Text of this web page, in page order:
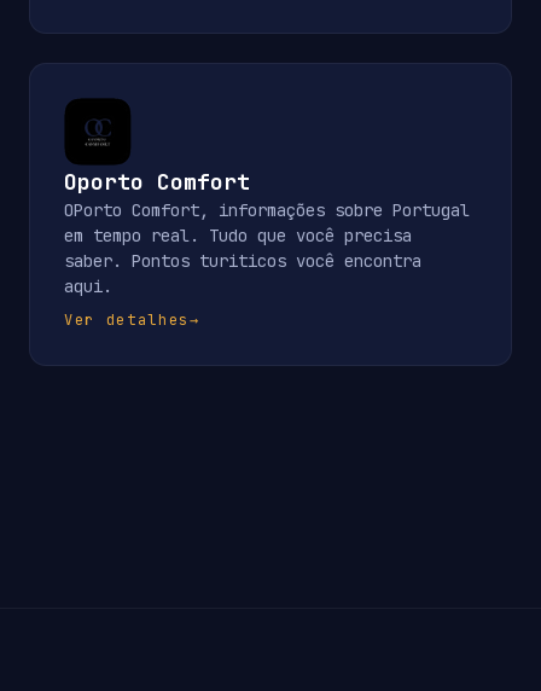
Oporto Comfort
OPorto Comfort, informações sobre Portugal
em tempo real. Tudo que você precisa
saber. Pontos turiticos você encontra
aqui.
Ver detalhes→